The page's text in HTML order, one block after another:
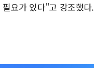
요가 있다"고 강조했다.